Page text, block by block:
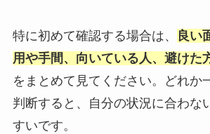
特に初めて確認する場合は、
良い
用や手間、向いている人、避けた
をまとめて見てください。どれか
判断すると、自分の状況に合わな
すいです。